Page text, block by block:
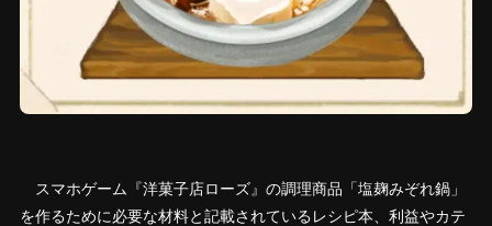
スマホゲーム『洋菓子店ローズ』の調理商品「塩麹みぞれ鍋」
を作るために必要な材料と記載されているレシピ本、利益やカテ